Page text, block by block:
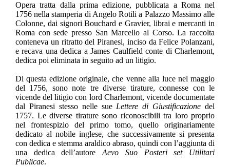
Opera tratta dalla prima edizione, pubblicata a Roma nel
1756 nella stamperia di Angelo Rotili a Palazzo Massimo alle
Colonne, dai signori Bouchard e Gravier, librai e mercanti in
Roma con sede presso San Marcello al Corso. La raccolta
conteneva un ritratto del Piranesi, inciso da Felice Polanzani,
e recava una dedica a James Caulfield conte di Charlemont,
dedica poi eliminata in seguito ad un litigio.
Di questa edizione originale, che venne alla luce nel maggio
del 1756, sono note tre diverse tirature, connesse con le
vicende del litigio con lord Charlemont, vicende documentate
dal Piranesi stesso nelle sue Lettere di Giustificazione del
1757. Le diverse tirature sono riconoscibili tra loro proprio
nel frontespizio del primo tomo, quello originariamente
dedicato al nobile inglese, che successivamente si presenta
con dedica e stemma araldico abraso, quindi con l’aggiunta di
una dedica dell’autoreAevo Suo Posteri set Utilitari
Publicae.